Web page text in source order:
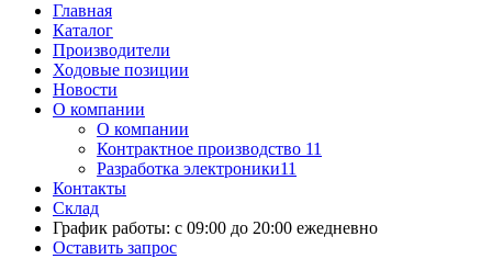
Главная
Каталог
Производители
Ходовые позиции
Новости
О компании
О компании
Контрактное производство 11
Разработка электроники11
Контакты
Склад
График работы: с 09:00 до 20:00 ежедневно
Оставить запрос